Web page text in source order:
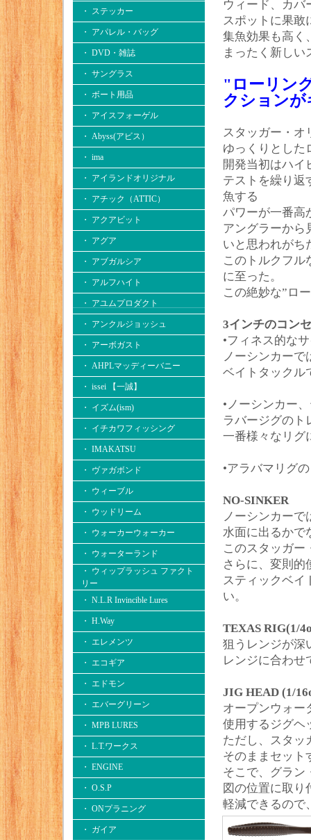
・ ステッカー
・ アパレル・バッグ
・ DVD・雑誌
・ サングラス
・ ボート用品
・ アイスフォーゲル
・ Abyss(アビス）
・ ima
・ アイランドオリジナル
・ アチック（ATTIC）
・ アクアビット
・ アグア
・ アブガルシア
・ アルフハイト
・ アユムプロダクト
・ アンクルジョッシュ
・ アーボガスト
・ AHPLマッディーバニー
・ issei 【一誠】
・ イズム(ism)
・ イチカワフィッシング
・ IMAKATSU
・ ヴァガボンド
・ ウィーブル
・ ウッドリーム
・ ウォーカーウォーカー
・ ウォーターランド
・ ウィップラッシュ ファクト
リー
・ N.L.R Invincible Lures
・ H.Way
・ エレメンツ
・ エコギア
・ エドモン
・ エバーグリーン
・ MPB LURES
・ L.T.ワークス
・ ENGINE
・ O.S.P
・ ONプラニング
・ ガイア
ウィード、カバ
スポットに果敢
集魚効果も高く
まったく新しい
"ローリン
クションが
スタッガー・オ
ゆっくりとした
開発当初はハイ
テストを繰り返
魚する
パワーが一番高
アングラーから
いと思われがち
このトルクフル
に至った。
この絶妙な”ロ
3インチのコン
•フィネス的な
ノーシンカー
ベイトタックル
•ノーシンカー
ラバージグのト
一番様々なリグ
•アラバマリグ
NO-SINKER
ノーシンカーで
水面に出るかで
このスタッガー
さらに、変則的
スティックベイ
い。
TEXAS RIG(1/
狙うレンジが深
レンジに合わせ
JIG HEAD (1/
オープンウォー
使用するジグヘ
ただし、スタッ
そのままセット
そこで、グラン
図の位置に取り
軽減できるので